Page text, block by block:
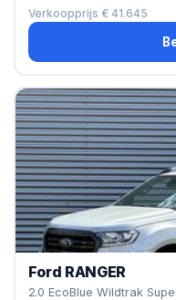
Verkoopprijs € 41.645
Ford RANGER
2.0 EcoBlue Wildtrak